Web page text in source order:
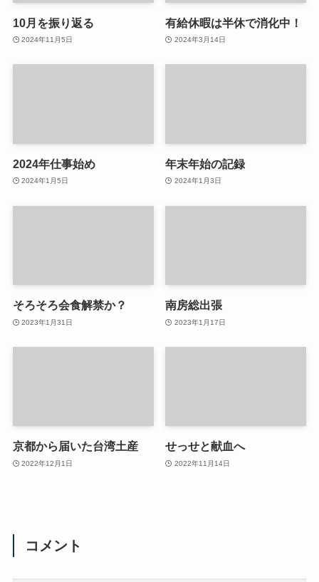
10月を振り返る
2024年11月5日
有給休暇は半休で消化中！
2024年3月14日
2024年仕事始め
2024年1月5日
年末年始の記録
2024年1月3日
そろそろ会食解禁か？
2023年1月31日
南房総出張
2023年1月17日
京都から届いた台湾土産
2022年12月1日
せっせと献血へ
2022年11月14日
コメント